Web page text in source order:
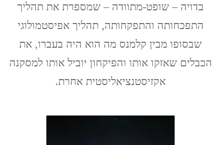
בדויה – שופט-מתוודה – שמספרת את תהליך
התפכחותה והתפקחותה, תהליך אפיסטמולוגי
שבסופו מבין קלמנס מה הוא היה בעברו, את
הכבלים שאזקו אותו והפיקחון יוביל אותו למסקנה
אקזיסטנציאליסטית אחרת.